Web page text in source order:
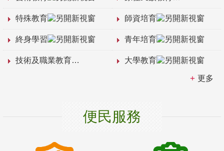
特殊教育 師資培育
終身學習 青年培育
技術及職業教育 大學教育
更多
便民服務